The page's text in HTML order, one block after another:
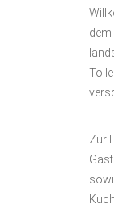
dem
Zur